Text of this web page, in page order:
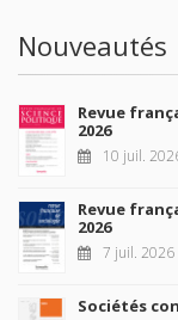
Nouveautés
Revue
2026
10 juil.
Revue
2026
7 juil. 2026
Sociétés